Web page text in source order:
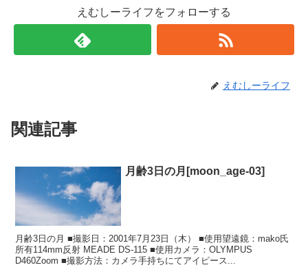
えむしーライフをフォローする
えむしーライフ
関連記事
月齢3日の月[moon_age-03]
月齢3日の月 ■撮影日：2001年7月23日（木） ■使用望遠鏡：mako氏
所有114mm反射 MEADE DS-115 ■使用カメラ：OLYMPUS
D460Zoom ■撮影方法：カメラ手持ちにてアイピース...